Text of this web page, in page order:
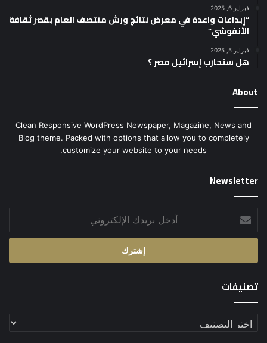
فبراير 6, 2025
“إبداعات واعدة في معرض نتائج ورش منتصف العام بقصر ثقافة
الأنفوشي”
فبراير 5, 2025
هل ستحارب إسرائيل مصر ؟
About
Clean Responsive WordPress Newspaper, Magazine, News and
Blog theme. Packed with options that allow you to completely
customize your website to your needs.
Newsletter
أدخل
بريدك
الإلكتروني
تصنيفات
تصنيفات